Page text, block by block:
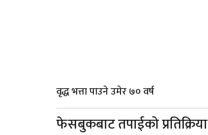
वृद्ध भत्ता पाउने उमेर ७० वर्ष
फेसबुकबाट तपाईको प्रतिक्रिया